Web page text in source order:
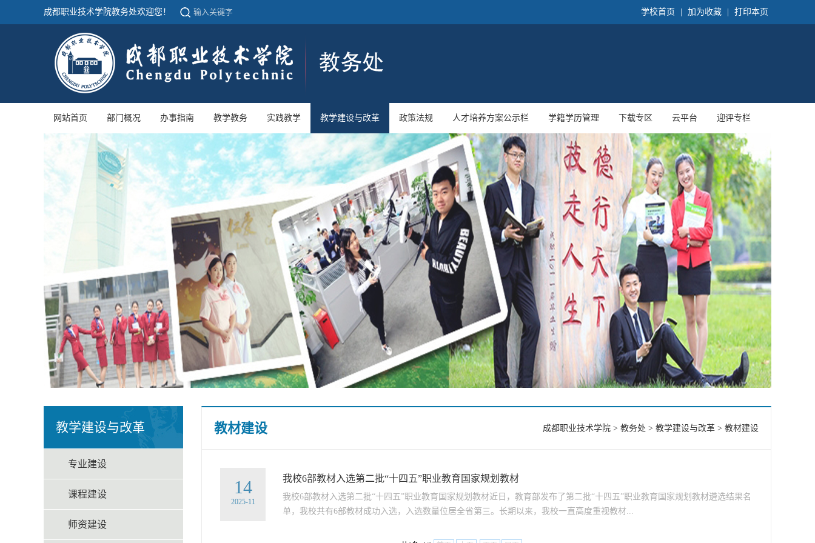
成都职业技术学院教务处欢迎您！ 学校首页 加为收藏 打印本页
网站首页 部门概况 办事指南 教学教务 实践教学 教学建设与改革 政策法规 人才培养方案公示栏 学籍学历管理 下载专区 云平台 迎评专栏
教学建设与改革
专业建设
课程建设
师资建设
教材建设 成都职业技术学院 > 教务处 > 教学建设与改革 > 教材建设
14
2025-11
我校6部教材入选第二批“十四五”职业教育国家规划教材
我校6部教材入选第二批“十四五”职业教育国家规划教材近日，教育部发布了第二批“十四五”职业教育国家规划教材遴选结果名
单，我校共有6部教材成功入选，入选数量位居全省第三。长期以来，我校一直高度重视教材...